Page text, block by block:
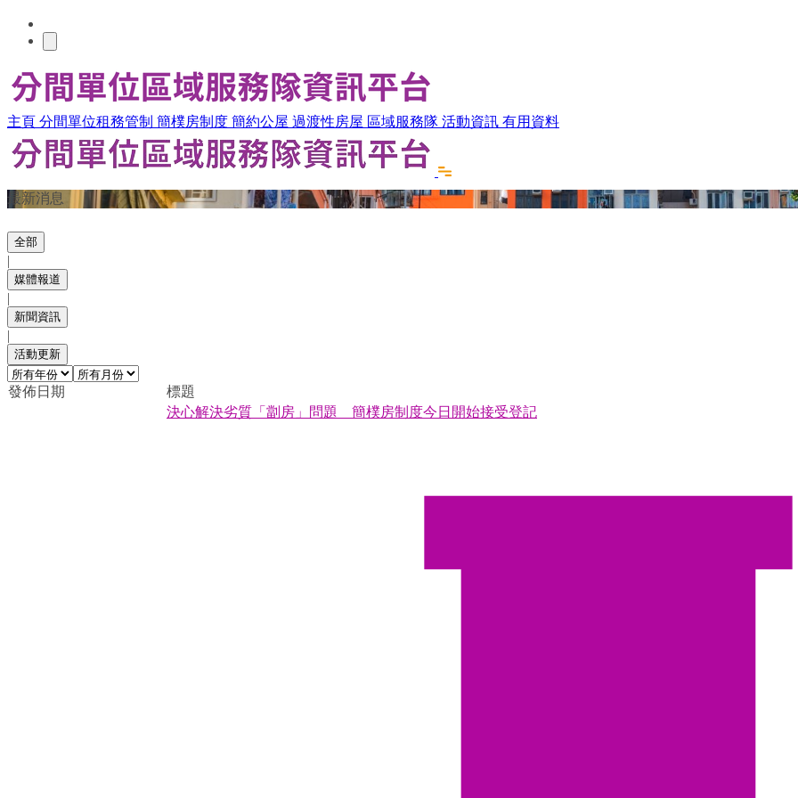
主頁 分間單位租務管制 簡樸房制度 簡約公屋 過渡性房屋 區域服務隊 活動資訊 有用資料
最新消息
全部
|
媒體報道
|
新聞資訊
|
活動更新
發佈日期
標題
決心解決劣質「劏房」問題 簡樸房制度今日開始接受登記